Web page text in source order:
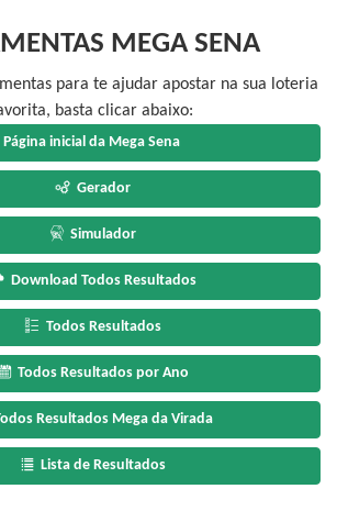
MEGA SENA
para te ajudar apostar na sua loteria
basta clicar abaixo:
Página inicial da Mega Sena
Gerador
Simulador
Download Todos Resultados
Todos Resultados
Todos Resultados por Ano
Resultados Mega da Virada
Lista de Resultados